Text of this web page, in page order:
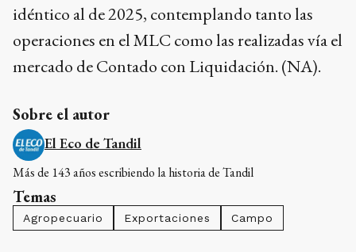
idéntico al de 2025, contemplando tanto las
operaciones en el MLC como las realizadas vía el
mercado de Contado con Liquidación. (NA).
Sobre el autor
El Eco de Tandil
Más de 143 años escribiendo la historia de Tandil
Temas
Agropecuario Exportaciones Campo